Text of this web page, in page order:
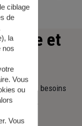
et
vos besoins
demain.
ciblage
de
), la
nos
Vous
ou
Vous